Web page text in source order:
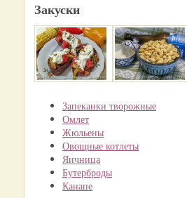
Закуски
Запеканки творожные
Омлет
Жюльены
Овощные котлеты
Яичница
Бутерброды
Канапе